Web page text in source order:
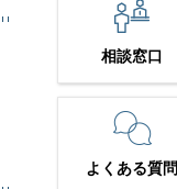
相談窓口
よくある質問